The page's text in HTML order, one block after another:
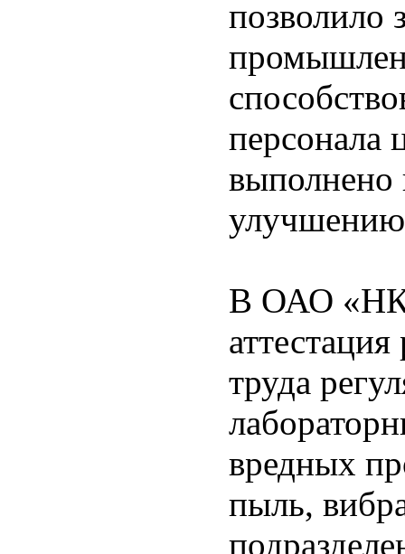
позволило
персонала
выполнено
улучшению
В ОАО
труда
вредных
пыль,